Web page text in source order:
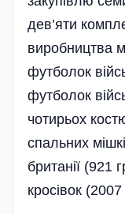
дев’я­ти
виробництва
футболок
футболок
чотирьох
спальних
британії (921
кросівок